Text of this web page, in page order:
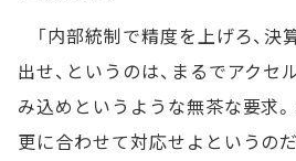
「内部統制で精度を上げろ、決
出せ、というのは、まるでアク
み込めというような無茶な要求
更に合わせて対応せよというの